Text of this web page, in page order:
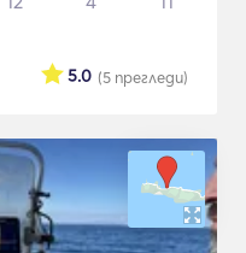
(5 прегледи)
5.0